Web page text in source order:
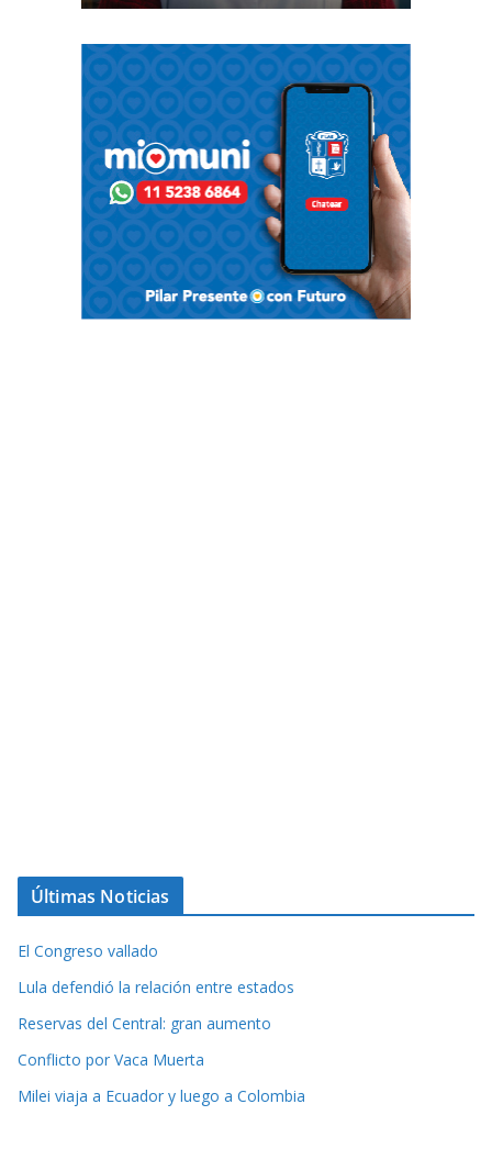
Últimas Noticias
El Congreso vallado
Lula defendió la relación entre estados
Reservas del Central: gran aumento
Conflicto por Vaca Muerta
Milei viaja a Ecuador y luego a Colombia